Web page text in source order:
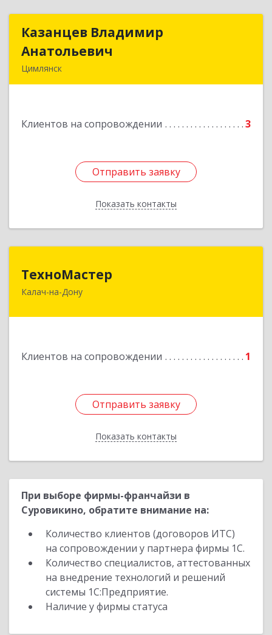
Казанцев Владимир
Анатольевич
Цимлянск
Клиентов на сопровождении 3
Отправить заявку
Показать контакты
Казанцев Владимир
Подробнее
Отправить заявку
Назад
ТехноМастер
Калач-на-Дону
Клиентов на сопровождении 1
Отправить заявку
Показать контакты
404503, Волгоградская обл, Калач-на-Дону г,
Отправить заявку
Назад
При выборе фирмы-франчайзи в
Суровикино, обратите внимание на:
Количество клиентов (договоров ИТС)
на сопровождении у партнера фирмы 1С.
Количество специалистов, аттестованных
на внедрение технологий и решений
системы 1С:Предприятие.
Наличие у фирмы статуса